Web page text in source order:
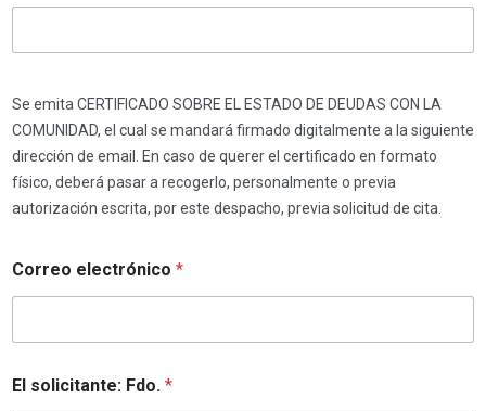
Se emita CERTIFICADO SOBRE EL ESTADO DE DEUDAS CON LA
COMUNIDAD, el cual se mandará firmado digitalmente a la siguiente
dirección de email.
En caso de querer el certificado en formato
físico, deberá pasar a recogerlo, personalmente o previa
autorización escrita, por este despacho, previa solicitud de cita.
Correo electrónico *
El solicitante: Fdo. *